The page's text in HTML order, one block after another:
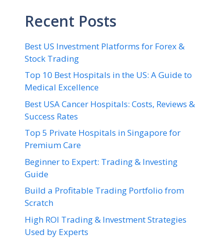
Recent Posts
Best US Investment Platforms for Forex &
Stock Trading
Top 10 Best Hospitals in the US: A Guide to
Medical Excellence
Best USA Cancer Hospitals: Costs, Reviews &
Success Rates
Top 5 Private Hospitals in Singapore for
Premium Care
Beginner to Expert: Trading & Investing
Guide
Build a Profitable Trading Portfolio from
Scratch
High ROI Trading & Investment Strategies
Used by Experts